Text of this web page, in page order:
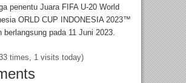
penentu Juara FIFA U-20 World
ORLD CUP INDONESIA 2023™
berlangsung pada 11 Juni 2023.
times, 1 visits today)